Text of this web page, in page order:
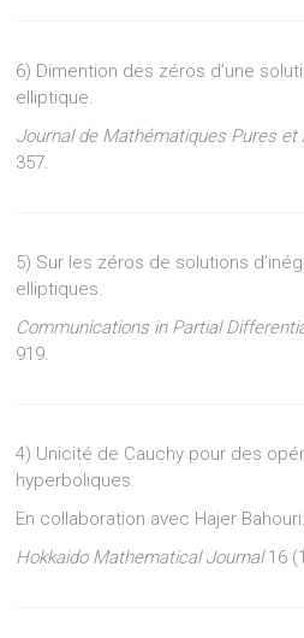
6) Dimention des zéros d’une
elliptique.
Journal de Mathématiques Pures et
357.
5) Sur les zéros de solutions
elliptiques.
Communications in Partial
919.
4) Unicité de Cauchy pour des
hyperboliques.
En collaboration avec Hajer Bahouri.
Hokkaido Mathematical Journal16